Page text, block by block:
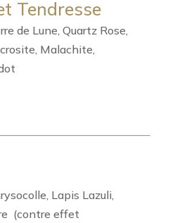
Tendresse
de Lune, Quartz Rose,
Malachite,
Lapis Lazuli,
(contre effet